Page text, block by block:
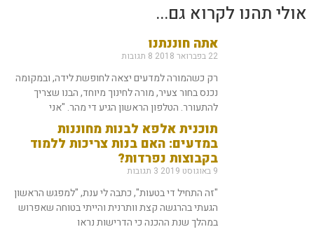
אולי תהנו לקרוא גם...
אתה חוננתנו
22 בפברואר 2018 8 תגובות
רק כשהמורה למדעים יצאה לחופשת לידה, ובמקומה
נכנס בחור צעיר, מורה לחינוך מיוחד, הבנו שצריך
להתעורר. הטלפון הראשון הגיע די מהר. "אני
תוכנית אלפא לבנות מחוננות
במדעים: האם בנות צריכות ללמוד
בקבוצות נפרדות?
9 באוגוסט 2019 3 תגובות
"זה התחיל די בטעות", כתבה לי ענת, "למפגש הראשון
הגעתי בהרגשה קצת וותרנית והייתי בטוחה שאפרוש
במהלך שנת ההכנה כי הדרישות נראו